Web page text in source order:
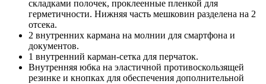
складками полочек, проклеенные пленкой для
герметичности. Нижняя часть мешковин разделена на 2
отсека.
2 внутренних кармана на молнии для смартфона и
документов.
1 внутренний карман-сетка для перчаток.
Внутренняя юбка на эластичной противоскользящей
резинке и кнопках для обеспечения дополнительной